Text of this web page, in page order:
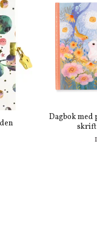
Dagbok med